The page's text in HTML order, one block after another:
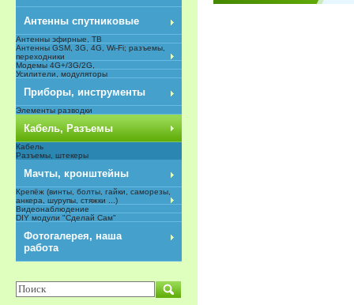
Антенны спутниковые
Антенны эфирные, ТВ
Антенны GSM, 3G, 4G, Wi-Fi; разъемы,
переходники
Модемы 4G+/3G/2G,
Усилители, модуляторы
Приборы, инструменты
Элементы разводки
Кабель, Разъемы
Кабель
Разъемы, штекеры
Мачты, кронштейны
Крепёж (винты, болты, гайки, саморезы,
анкера, шурупы, стяжки ...)
Видеонаблюдение
DIY модули "Сделай Сам"
Фотогалерея, наша
работа